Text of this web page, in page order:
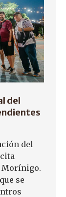
del
del
Morínigo.
se